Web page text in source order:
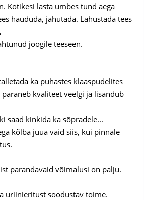
Kotikesi lasta umbes tund aega
haududa, jahutada. Lahustada tees
joogile teeseen.
ka puhastes klaaspudelites
kvaliteet veelgi ja lisandub
saad kinkida ka sõpradele...
kõlba juua vaid siis, kui pinnale
parandavaid võimalusi on palju.
uriinieritust soodustav toime.